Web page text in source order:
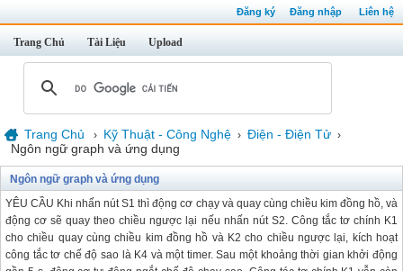
Đăng ký Đăng nhập Liên hệ
Trang Chủ Tài Liệu Upload
Trang Chủ › Kỹ Thuật - Công Nghệ › Điện - Điện Tử ›
Ngôn ngữ graph và ứng dụng
Ngôn ngữ graph và ứng dụng
YÊU CẦU Khi nhấn nút S1 thì động cơ chạy và quay cùng chiều kim đồng hồ, và
động cơ sẽ quay theo chiều ngược lại nếu nhấn nút S2. Công tắc tơ chính K1
cho chiều quay cùng chiều kim đồng hồ và K2 cho chiều ngược lại, kích hoạt
công tắc tơ chế độ sao là K4 và một timer. Sau một khoảng thời gian khởi động